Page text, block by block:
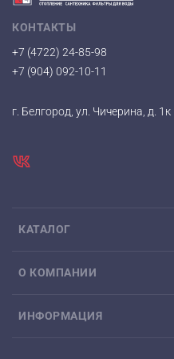
КАТАЛОГ
О КОМПАНИИ
ИНФОРМАЦИЯ
КОНТАКТЫ
+7 (4722) 24-85-98
+7 (904) 092-10-11
г. Белгород, ул. Чичерина, д. 1к